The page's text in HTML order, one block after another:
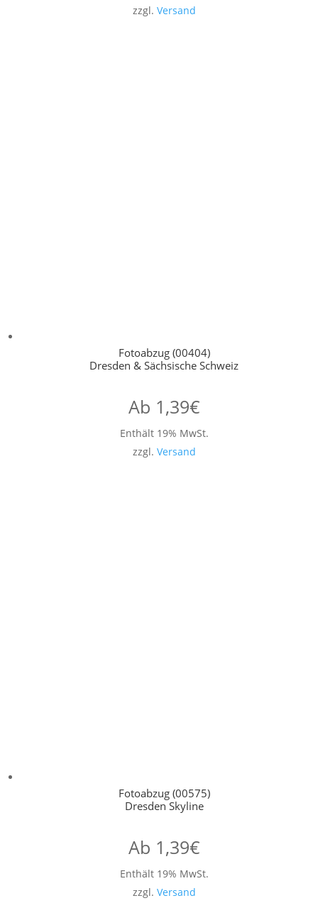
zzgl. Versand
Fotoabzug (00404)
Dresden & Sächsische Schweiz
Ab 1,39€
Enthält 19% MwSt.
zzgl. Versand
Fotoabzug (00575)
Dresden Skyline
Ab 1,39€
Enthält 19% MwSt.
zzgl. Versand